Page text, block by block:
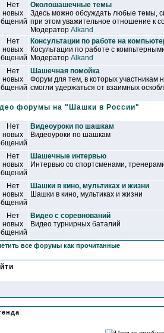
Околошашечные темы
Здесь можно обсуждать любые темы,
при этом уважительное отношение к
Модератор Alkand
Консультации по работе на
Косультации по работе с
Модератор Alkand
Шашечная помойка
Форум для тем, в которых участникам
смогли удержаться от взаимных
форумы на "Шашки в России"
Видеоуроки по шашкам
Видеоуроки по шашкам
Шашечные интервью
Интервью со спортсменами,
Шашки в кино, мультиках и жизни
Шашки в кино, мультиках и жизни
Видео с соревнований
Видео турнирных баталий
все форумы как прочитанные